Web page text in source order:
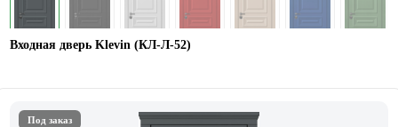
Входная дверь Klevin (КЛ-Л-52)
Под заказ